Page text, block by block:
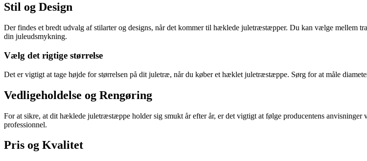
Stil og Design
Der findes et bredt udvalg af stilarter og designs, når det kommer til hæklede juletræstæpper. Du kan vælge mellem
din juleudsmykning.
Vælg det rigtige størrelse
Det er vigtigt at tage højde for størrelsen på dit juletræ, når du køber et hæklet juletræstæppe. Sørg for at måle
Vedligeholdelse og Rengøring
For at sikre, at dit hæklede juletræstæppe holder sig smukt år efter år, er det vigtigt at følge producentens
professionnel.
Pris og Kvalitet